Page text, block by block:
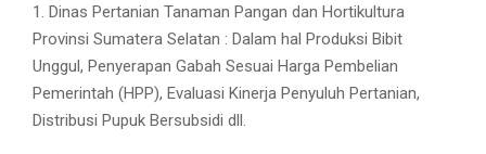
1. Dinas Pertanian Tanaman Pangan dan Hortikultura
Provinsi Sumatera Selatan : Dalam hal Produksi Bibit
Unggul, Penyerapan Gabah Sesuai Harga Pembelian
Pemerintah (HPP), Evaluasi Kinerja Penyuluh Pertanian,
Distribusi Pupuk Bersubsidi dll.